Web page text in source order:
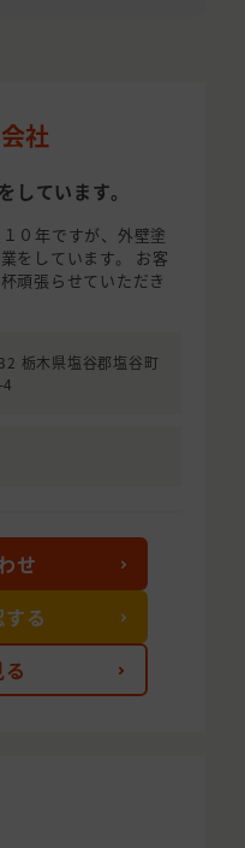
社
しています。
０年ですが、外壁塗
をしています。 お客
頑張らせていただき
栃木県塩谷郡塩谷町
せ
る